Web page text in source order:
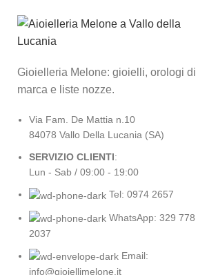
Gioielleria Melone: gioielli, orologi di
marca e liste nozze.
Via Fam. De Mattia n.10
84078 Vallo Della Lucania (SA)
SERVIZIO CLIENTI:
Lun - Sab / 09:00 - 19:00
Tel: 0974 2657
WhatsApp: 329 778
2037
Email:
info@gioiellimelone.it